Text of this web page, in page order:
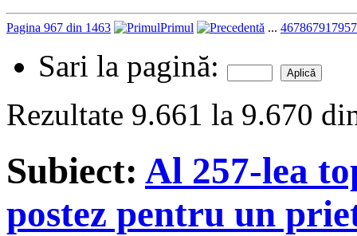
Pagina 967 din 1463 Primul ... 467867917957
Sari la pagină:
Rezultate 9.661 la 9.670
Subiect: Al 257-lea
postez pentru un